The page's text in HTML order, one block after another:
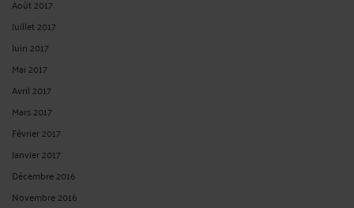
Août 2017
Juillet 2017
Juin 2017
Mai 2017
Avril 2017
Mars 2017
Février 2017
Janvier 2017
Décembre 2016
Novembre 2016